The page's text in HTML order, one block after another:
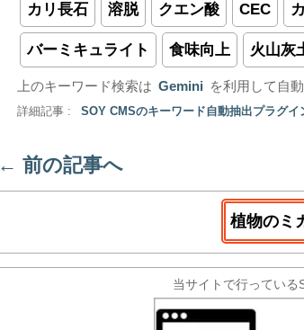
カリ長石 溶脱 クエン酸 CEC
バーミキュライト 食味向上 火山灰
上のキーワード検索は Gemini を利用して自
詳細記事 : SOY CMSのキーワード自動抽出プラグ
← 前の記事へ
植物のミ
当サイトで行っている